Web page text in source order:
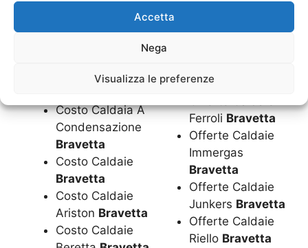
Accetta
Nega
Visualizza le preferenze
Bravetta
Costo Caldaia
Costo Caldaia A
Condensazione
Bravetta
Costo Caldaie
Bravetta
Costo Caldaie
Ariston Bravetta
Costo Caldaie
Offerte Caldaie
Biasi
Ferroli Bravetta
Offerte Caldaie
Immergas
Bravetta
Offerte Caldaie
Junkers Bravetta
Offerte Caldaie
Riello Bravetta